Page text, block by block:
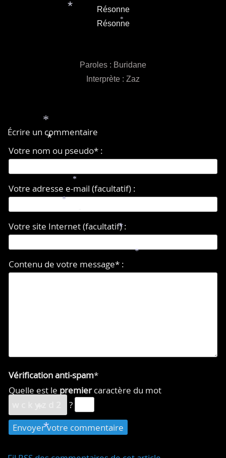
*
*
*
*
*
Résonne
Résonne
Paroles : Buridane
Interprète : Zaz
Écrire un commentaire
Votre nom ou pseudo* :
Votre adresse e-mail (facultatif) :
Votre site Internet (facultatif) :
Contenu de votre message* :
Vérification anti-spam*
Quelle est le premiercaractère du mot
?